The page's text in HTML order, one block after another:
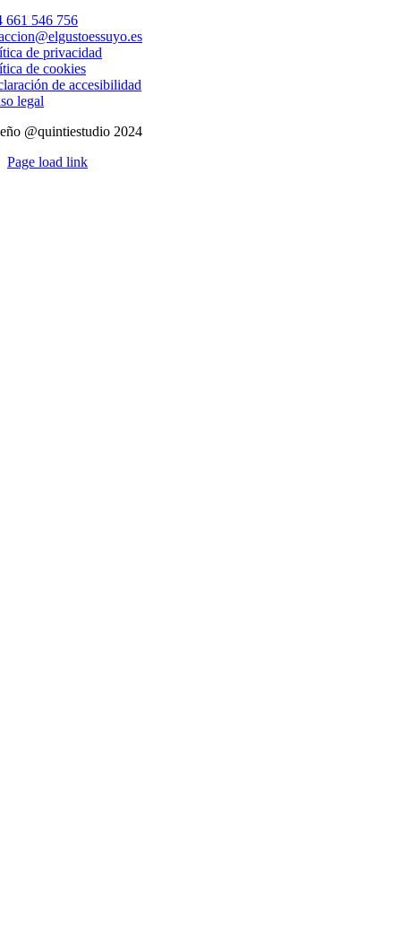
661 546 756
de privacidad
de cookies
de accesibilidad
legal
@quintiestudio 2024
Page load link